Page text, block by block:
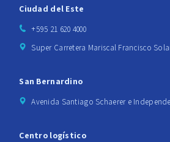
Ciudad del Este
+595 21 620 4000
Super Carretera Mariscal Francisco
San Bernardino
Avenida Santiago Schaerer e
Centro logístico